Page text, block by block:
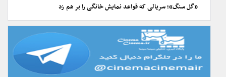
«گل سنگ»؛ سریالی که قواعد نمایش خانگی را بر هم زد